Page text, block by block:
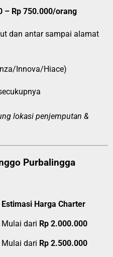
– Rp 750.000/orang
dan antar sampai alamat
Innova/Hiace)
lokasi penjemputan &
Purbalingga
Estimasi Harga Charter
Mulai dari Rp 2.000.000
Mulai dari Rp 2.500.000